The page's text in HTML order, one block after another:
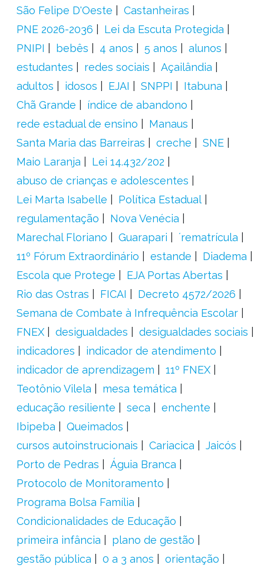
São Felipe D'Oeste
Castanheiras
PNE 2026-2036
Lei da Escuta Protegida
PNIPI
bebês 4 anos 5 anos
alunos
estudantes
redes sociais
Açailândia
adultos
idosos EJAI SNPPI
Itabuna
Chã Grande
índice de abandono
rede estadual de ensino
Manaus
Santa Maria das Barreiras
creche
SNE
Maio Laranja
Lei 14.432/202
abuso de crianças e adolescentes
Lei Marta Isabelle
Política Estadual
regulamentação
Nova Venécia
Marechal Floriano
Guarapari
´rematrícula
11º Fórum Extraordinário
estande
Diadema
Escola que Protege
EJA Portas Abertas
Rio das Ostras
FICAI
Decreto 4572/2026
Semana de Combate à Infrequência Escolar
FNEX
desigualdades
desigualdades sociais
indicadores
indicador de atendimento
indicador de aprendizagem
11º FNEX
Teotônio Vilela
mesa temática
educação resiliente
seca
enchente
Ibipeba
Queimados
cursos autoinstrucionais
Cariacica
Jaicós
Porto de Pedras
Águia Branca
Protocolo de Monitoramento
Programa Bolsa Família
Condicionalidades de Educação
primeira infância
plano de gestão
gestão pública
0 a 3 anos
orientação